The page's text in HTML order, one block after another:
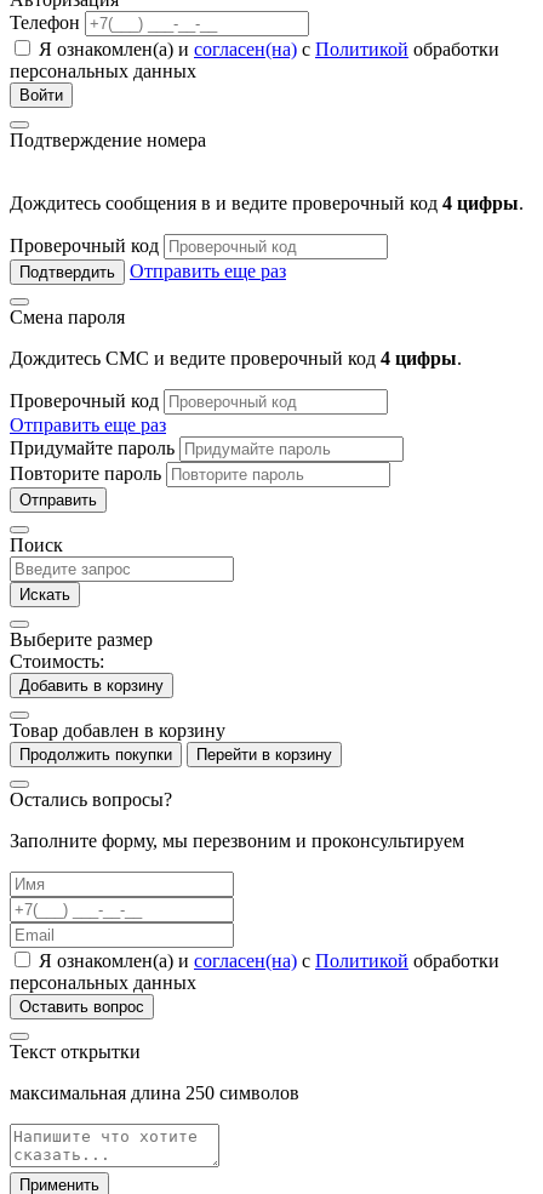
Телефон
Я ознакомлен(а) и согласен(на) с Политикой обработки
персональных данных
Войти
Подтверждение номера
Дождитесь сообщения в и ведите проверочный код 4 цифры.
Проверочный код
Подтвердить Отправить еще раз
Смена пароля
Дождитесь СМС и ведите проверочный код 4 цифры.
Проверочный код
Отправить еще раз
Придумайте пароль
Повторите пароль
Отправить
Поиск
Искать
Выберите размер
Стоимость:
Добавить в корзину
Товар добавлен в корзину
Продолжить покупки Перейти в корзину
Остались вопросы?
Заполните форму, мы перезвоним и проконсультируем
Я ознакомлен(а) и согласен(на) с Политикой обработки
персональных данных
Оставить вопрос
Текст открытки
максимальная длина 250 символов
Применить